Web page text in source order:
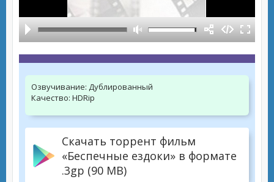
Озвучивание: Дублированный
Качество: HDRip
Скачать торрент фильм
«Беспечные ездоки» в формате
.3gp (90 MB)